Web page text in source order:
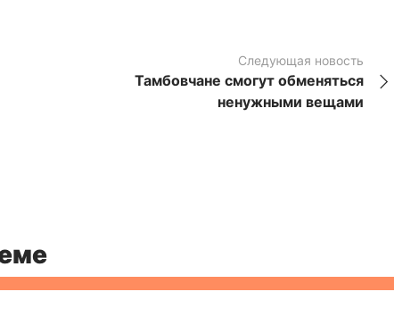
Следующая новость
Тамбовчане смогут обменяться
ненужными вещами